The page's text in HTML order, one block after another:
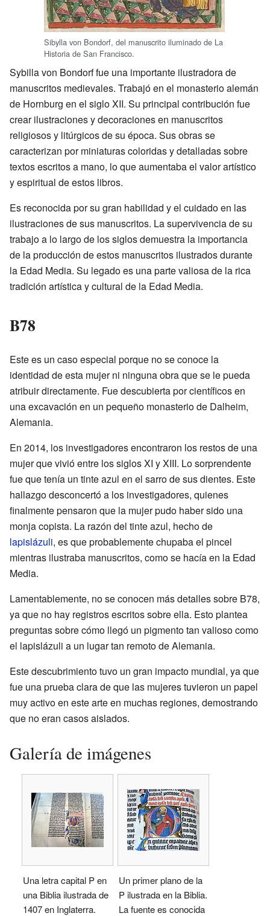
Sibylla von Bondorf, del manuscrito iluminado de La
Historia de San Francisco.
Sybilla von Bondorf fue una importante ilustradora de
manuscritos medievales. Trabajó en el monasterio alemán
de Hornburg en el siglo XII. Su principal contribución fue
crear ilustraciones y decoraciones en manuscritos
religiosos y litúrgicos de su época. Sus obras se
caracterizan por miniaturas coloridas y detalladas sobre
textos escritos a mano, lo que aumentaba el valor artístico
y espiritual de estos libros.
Es reconocida por su gran habilidad y el cuidado en las
ilustraciones de sus manuscritos. La supervivencia de su
trabajo a lo largo de los siglos demuestra la importancia
de la producción de estos manuscritos ilustrados durante
la Edad Media. Su legado es una parte valiosa de la rica
tradición artística y cultural de la Edad Media.
B78
Este es un caso especial porque no se conoce la
identidad de esta mujer ni ninguna obra que se le pueda
atribuir directamente. Fue descubierta por científicos en
una excavación en un pequeño monasterio de Dalheim,
Alemania.
En 2014, los investigadores encontraron los restos de una
mujer que vivió entre los siglos XI y XIII. Lo sorprendente
fue que tenía un tinte azul en el sarro de sus dientes. Este
hallazgo desconcertó a los investigadores, quienes
finalmente pensaron que la mujer pudo haber sido una
monja copista. La razón del tinte azul, hecho de
lapislázuli, es que probablemente chupaba el pincel
mientras ilustraba manuscritos, como se hacía en la Edad
Media.
Lamentablemente, no se conocen más detalles sobre B78,
ya que no hay registros escritos sobre ella. Esto plantea
preguntas sobre cómo llegó un pigmento tan valioso como
el lapislázuli a un lugar tan remoto de Alemania.
Este descubrimiento tuvo un gran impacto mundial, ya que
fue una prueba clara de que las mujeres tuvieron un papel
muy activo en este arte en muchas regiones, demostrando
que no eran casos aislados.
Galería de imágenes
Una letra capital P en
una Biblia ilustrada de
1407 en Inglaterra.
Un primer plano de la
P ilustrada en la Biblia.
La fuente es conocida